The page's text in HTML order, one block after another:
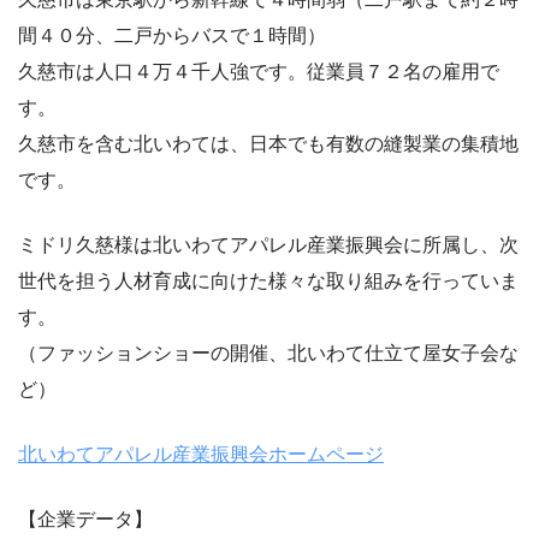
間４０分、二戸からバスで１時間）
久慈市は人口４万４千人強です。従業員７２名の雇用で
す。
久慈市を含む北いわては、日本でも有数の縫製業の集積地
です。
ミドリ久慈様は北いわてアパレル産業振興会に所属し、次
世代を担う人材育成に向けた様々な取り組みを行っていま
す。
（ファッションショーの開催、北いわて仕立て屋女子会な
ど）
北いわてアパレル産業振興会ホームページ
【企業データ】